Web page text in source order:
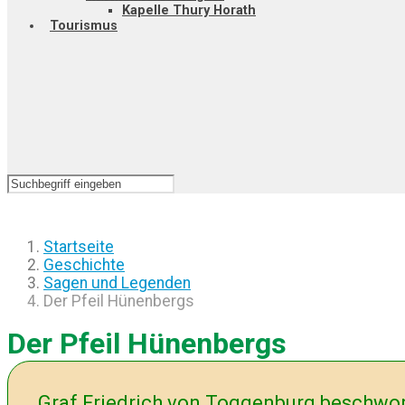
Kapelle Thury Horath
Tourismus
Startseite
Geschichte
Sagen und Legenden
Der Pfeil Hünenbergs
Der Pfeil Hünenbergs